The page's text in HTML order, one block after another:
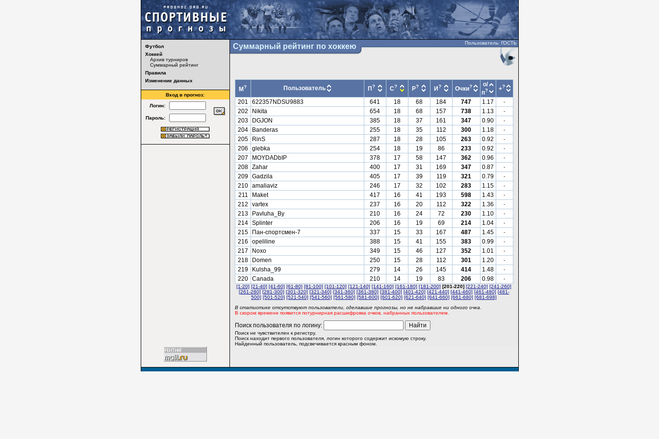
Футбол
Хоккей
Архив турниров
Суммарный рейтинг
Правила
Изменение данных
Вход в прогноз:
Логин:
Пароль:
Суммарный рейтинг по хоккею Пользователь: ГОСТЬ
М? Пользователь П? С? Р? И? Очки?
о/
п? +?
201 622357NDSU9883 641 18 68 184 747 1.17 -
202 Nikita 654 18 68 157 738 1.13 -
203 DGJON 385 18 37 161 347 0.90 -
204 Banderas 255 18 35 112 300 1.18 -
205 RinS 287 18 28 105 263 0.92 -
206 glebka 254 18 19 86 233 0.92 -
207 MOYDADbIP 378 17 58 147 362 0.96 -
208 Zahar 400 17 31 169 347 0.87 -
209 Gadzila 405 17 39 119 321 0.79 -
210 amaliaviz 246 17 32 102 283 1.15 -
211 Maket 417 16 41 193 598 1.43 -
212 vartex 237 16 20 112 322 1.36 -
213 Pavluha_By 210 16 24 72 230 1.10 -
214 Splinter 206 16 19 69 214 1.04 -
215 Пан-спортсмен-7 337 15 33 167 487 1.45 -
216 opeliline 388 15 41 155 383 0.99 -
217 Noxo 349 15 46 127 352 1.01 -
218 Domen 250 15 28 112 301 1.20 -
219 Kulsha_99 279 14 26 145 414 1.48 -
220 Canada 210 14 19 83 206 0.98
-
[1-20] [21-40] [41-60] [61-80] [81-100] [101-120] [121-140] [141-160] [161-180] [181-200] [201-220] [221-240] [241-260]
[261-280] [281-300] [301-320] [321-340] [341-360] [361-380] [381-400] [401-420] [421-440] [441-460] [461-480] [481-
500] [501-520] [521-540] [541-560] [561-580] [581-600] [601-620] [621-640] [641-660] [661-680] [681-698]
В статистике отсутствуют пользователи, сделавшие прогнозы, но не набравшие ни одного очка.
В скором времени появится потурнирная расшифровка очков, набранных пользователем.
Поиск пользователя по логину:
Поиск не чувствителен к регистру.
Поиск находит первого пользователя, логин которого содержит искомую строку.
Найденный пользователь, подсвечивается красным фоном.